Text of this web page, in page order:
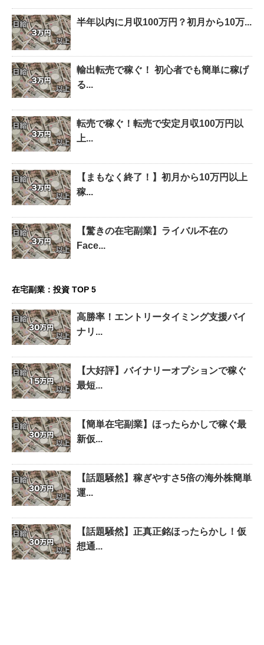
半年以内に月収100万円？初月から10万...
輸出転売で稼ぐ！ 初心者でも簡単に稼げ
る...
転売で稼ぐ！転売で安定月収100万円以
上...
【まもなく終了！】初月から10万円以上
稼...
【驚きの在宅副業】ライバル不在の
Face...
在宅副業：投資 TOP 5
高勝率！エントリータイミング支援バイ
ナリ...
【大好評】バイナリーオプションで稼ぐ
最短...
【簡単在宅副業】ほったらかしで稼ぐ最
新仮...
【話題騒然】稼ぎやすさ5倍の海外株簡単
運...
【話題騒然】正真正銘ほったらかし！仮
想通...